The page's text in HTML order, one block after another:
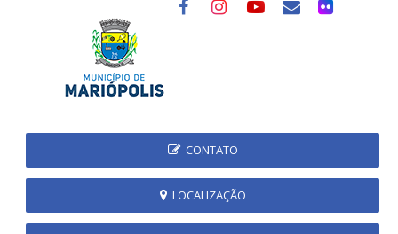
CONTATO
LOCALIZAÇÃO